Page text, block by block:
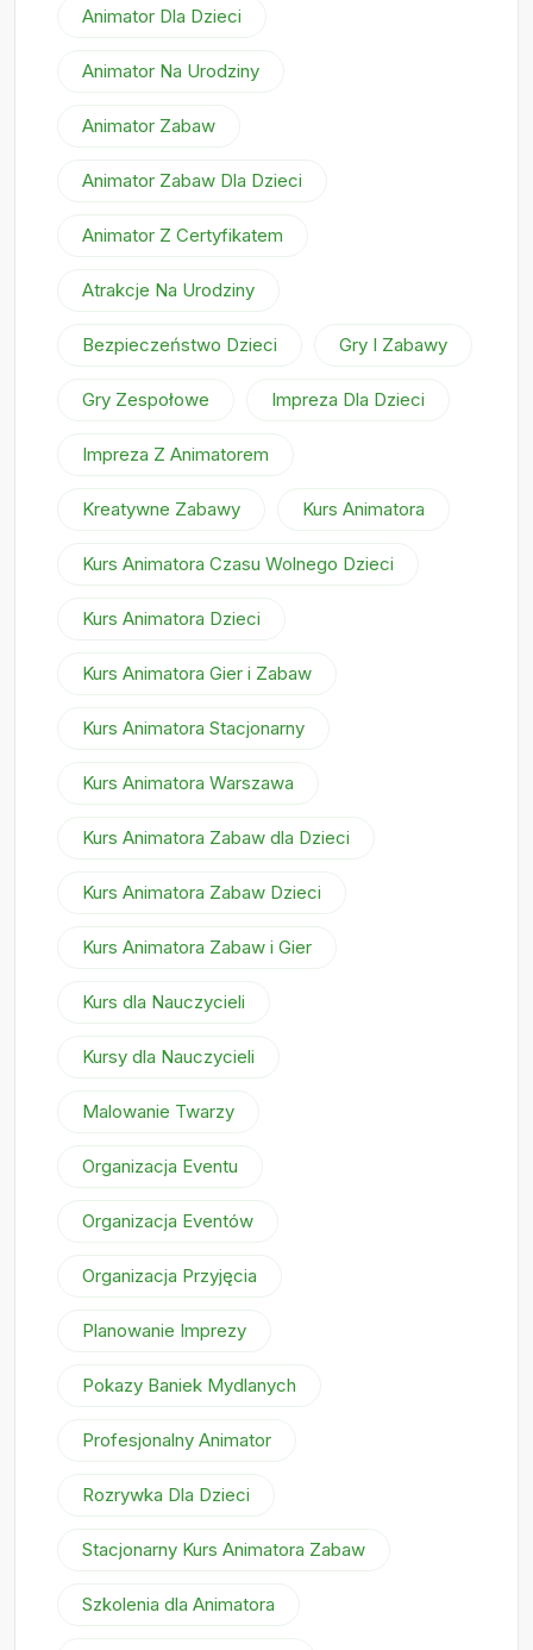
Animator Dla Dzieci
Animator Na Urodziny
Animator Zabaw
Animator Zabaw Dla Dzieci
Animator Z Certyfikatem
Atrakcje Na Urodziny
Bezpieczeństwo Dzieci Gry I Zabawy
Gry Zespołowe Impreza Dla Dzieci
Impreza Z Animatorem
Kreatywne Zabawy Kurs Animatora
Kurs Animatora Czasu Wolnego Dzieci
Kurs Animatora Dzieci
Kurs Animatora Gier i Zabaw
Kurs Animatora Stacjonarny
Kurs Animatora Warszawa
Kurs Animatora Zabaw dla Dzieci
Kurs Animatora Zabaw Dzieci
Kurs Animatora Zabaw i Gier
Kurs dla Nauczycieli
Kursy dla Nauczycieli
Malowanie Twarzy
Organizacja Eventu
Organizacja Eventów
Organizacja Przyjęcia
Planowanie Imprezy
Pokazy Baniek Mydlanych
Profesjonalny Animator
Rozrywka Dla Dzieci
Stacjonarny Kurs Animatora Zabaw
Szkolenia dla Animatora